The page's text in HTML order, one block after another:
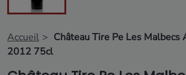
Accueil
Château Tire Pe Les Malbecs
2012 75cl